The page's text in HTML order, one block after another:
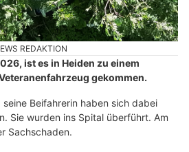
REDAKTION
ist es in Heiden zu einem
gekommen.
Beifahrerin haben sich dabei
Sie wurden ins Spital überführt. Am
Sachschaden.